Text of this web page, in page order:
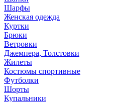
Шарфы
Женская одежда
Куртки
Брюки
Ветровки
Джемпера, Толстовки
Жилеты
Костюмы спортивные
Футболки
Шорты
Купальники